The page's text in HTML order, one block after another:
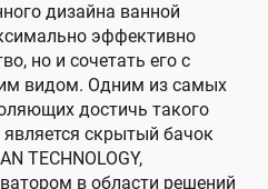
дизайна ванной
эффективно
но и сочетать его с
видом. Одним из самых
достичь такого
скрытый бачок
TECHNOLOGY,
в области решений